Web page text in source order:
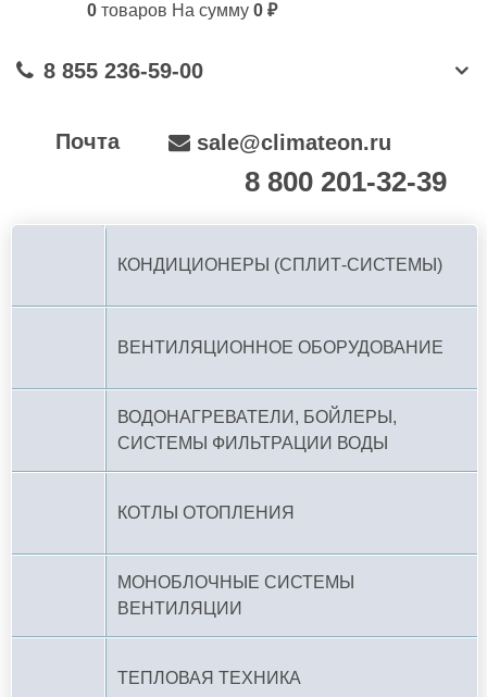
0 товаров На сумму 0 ₽
8 855 236-59-00
Почта sale@climateon.ru
8 800 201-32-39
КОНДИЦИОНЕРЫ (СПЛИТ-СИСТЕМЫ)
ВЕНТИЛЯЦИОННОЕ ОБОРУДОВАНИЕ
ВОДОНАГРЕВАТЕЛИ, БОЙЛЕРЫ,
СИСТЕМЫ ФИЛЬТРАЦИИ ВОДЫ
КОТЛЫ ОТОПЛЕНИЯ
МОНОБЛОЧНЫЕ СИСТЕМЫ
ВЕНТИЛЯЦИИ
ТЕПЛОВАЯ ТЕХНИКА